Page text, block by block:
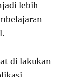
lebih
di lakukan